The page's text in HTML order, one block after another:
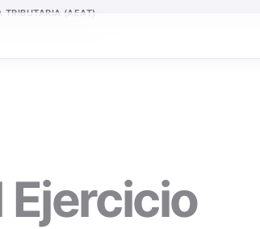
TRIBUTARIA (AEAT)
Ejercicio